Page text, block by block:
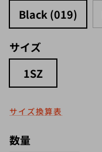
Black (019)
サイズ
1SZ
サイズ換算表
数量